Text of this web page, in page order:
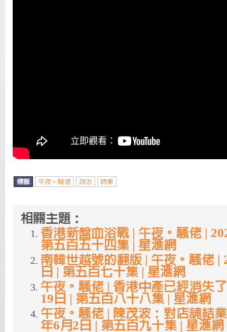
標籤 午夜。騷佬 政治 時事
相關主題：
香港新盤血浴戰 | 午夜。騷佬 |
第五百五十四集 | 星滙網
南韓世越號的翻版 | 午夜。騷佬 |
日 | 第五百七十集 | 星滙網
午夜。騷佬 | 香港中產已經消失
19日 | 第五百八十八集 | 星滙網
午夜。騷佬 | 陳茂波：對店舖結
年6月2日 | 第五百九十集 | 星滙網